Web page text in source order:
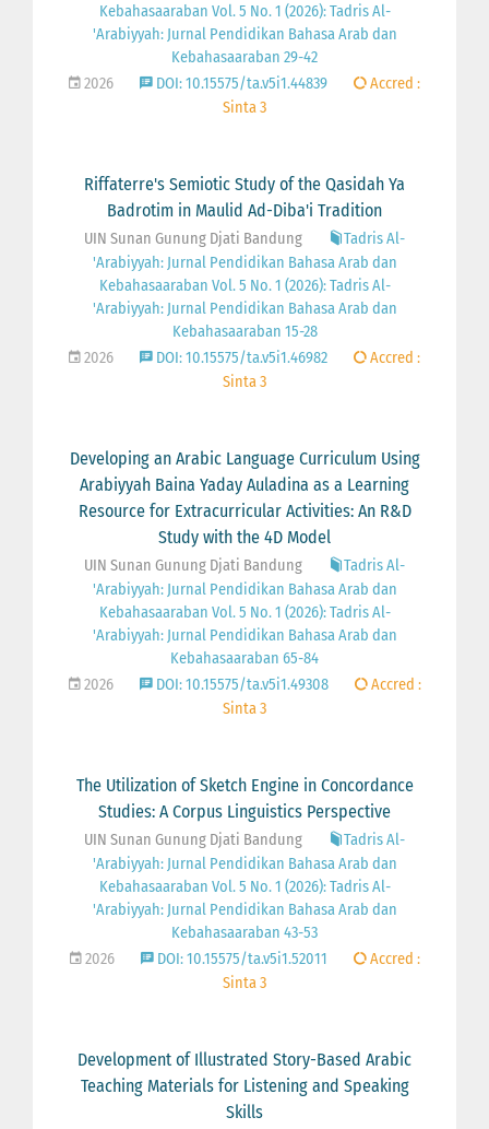
Kebahasaaraban Vol. 5 No. 1 (2026): Tadris Al-
'Arabiyyah: Jurnal Pendidikan Bahasa Arab dan
Kebahasaaraban 29-42
2026
DOI: 10.15575/ta.v5i1.44839
Accred :
Sinta 3
Riffaterre's Semiotic Study of the Qasidah Ya
Badrotim in Maulid Ad-Diba'i Tradition
UIN Sunan Gunung Djati Bandung
Tadris Al-
'Arabiyyah: Jurnal Pendidikan Bahasa Arab dan
Kebahasaaraban Vol. 5 No. 1 (2026): Tadris Al-
'Arabiyyah: Jurnal Pendidikan Bahasa Arab dan
Kebahasaaraban 15-28
2026
DOI: 10.15575/ta.v5i1.46982
Accred :
Sinta 3
Developing an Arabic Language Curriculum Using
Arabiyyah Baina Yaday Auladina as a Learning
Resource for Extracurricular Activities: An R&D
Study with the 4D Model
UIN Sunan Gunung Djati Bandung
Tadris Al-
'Arabiyyah: Jurnal Pendidikan Bahasa Arab dan
Kebahasaaraban Vol. 5 No. 1 (2026): Tadris Al-
'Arabiyyah: Jurnal Pendidikan Bahasa Arab dan
Kebahasaaraban 65-84
2026
DOI: 10.15575/ta.v5i1.49308
Accred :
Sinta 3
The Utilization of Sketch Engine in Concordance
Studies: A Corpus Linguistics Perspective
UIN Sunan Gunung Djati Bandung
Tadris Al-
'Arabiyyah: Jurnal Pendidikan Bahasa Arab dan
Kebahasaaraban Vol. 5 No. 1 (2026): Tadris Al-
'Arabiyyah: Jurnal Pendidikan Bahasa Arab dan
Kebahasaaraban 43-53
2026
DOI: 10.15575/ta.v5i1.52011
Accred :
Sinta 3
Development of Illustrated Story-Based Arabic
Teaching Materials for Listening and Speaking
Skills